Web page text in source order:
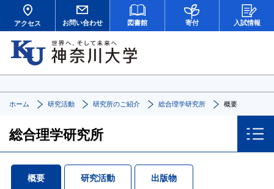
アクセス お問い合わせ 図書館 寄付 入試情報
ホーム 研究活動 研究所のご紹介 総合理学研究所 概要
総合理学研究所
概要 研究活動 出版物